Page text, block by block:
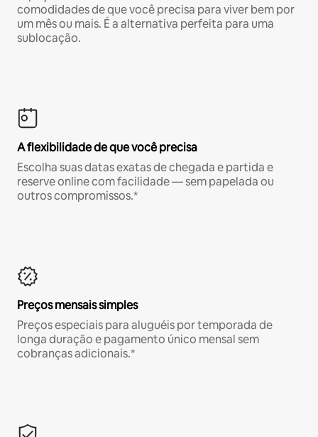
comodidades de que você precisa para viver bem por
um mês ou mais. É a alternativa perfeita para uma
sublocação.
A flexibilidade de que você precisa
Escolha suas datas exatas de chegada e partida e
reserve online com facilidade — sem papelada ou
outros compromissos.*
Preços mensais simples
Preços especiais para aluguéis por temporada de
longa duração e pagamento único mensal sem
cobranças adicionais.*